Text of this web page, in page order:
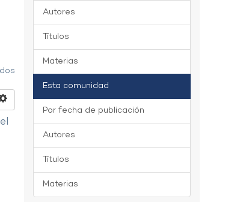
Autores
Títulos
Materias
Esta comunidad
Por fecha de publicación
Autores
Títulos
Materias